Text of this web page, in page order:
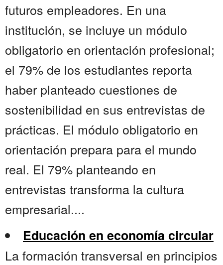
futuros empleadores. En una
institución, se incluye un módulo
obligatorio en orientación profesional;
el 79% de los estudiantes reporta
haber planteado cuestiones de
sostenibilidad en sus entrevistas de
prácticas. El módulo obligatorio en
orientación prepara para el mundo
real. El 79% planteando en
entrevistas transforma la cultura
empresarial....
Educación en economía circular
La formación transversal en principios